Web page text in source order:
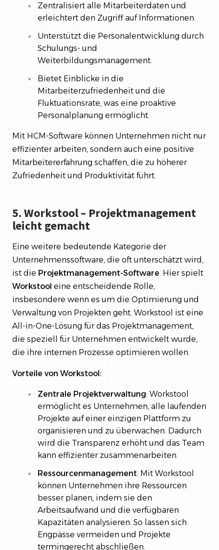
Zentralisiert alle Mitarbeiterdaten und
erleichtert den Zugriff auf Informationen.
Unterstützt die Personalentwicklung durch
Schulungs- und
Weiterbildungsmanagement.
Bietet Einblicke in die
Mitarbeiterzufriedenheit und die
Fluktuationsrate, was eine proaktive
Personalplanung ermöglicht.
Mit HCM-Software können Unternehmen nicht nur
effizienter arbeiten, sondern auch eine positive
Mitarbeitererfahrung schaffen, die zu höherer
Zufriedenheit und Produktivität führt.
5. Workstool – Projektmanagement
leicht gemacht
Eine weitere bedeutende Kategorie der
Unternehmenssoftware, die oft unterschätzt wird,
ist die Projektmanagement-Software. Hier spielt
Workstool eine entscheidende Rolle,
insbesondere wenn es um die Optimierung und
Verwaltung von Projekten geht. Workstool ist eine
All-in-One-Lösung für das Projektmanagement,
die speziell für Unternehmen entwickelt wurde,
die ihre internen Prozesse optimieren wollen.
Vorteile von Workstool:
Zentrale Projektverwaltung: Workstool
ermöglicht es Unternehmen, alle laufenden
Projekte auf einer einzigen Plattform zu
organisieren und zu überwachen. Dadurch
wird die Transparenz erhöht und das Team
kann effizienter zusammenarbeiten.
Ressourcenmanagement: Mit Workstool
können Unternehmen ihre Ressourcen
besser planen, indem sie den
Arbeitsaufwand und die verfügbaren
Kapazitäten analysieren. So lassen sich
Engpässe vermeiden und Projekte
termingerecht abschließen.